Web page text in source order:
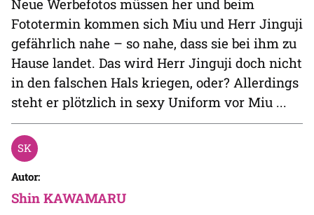
Neue Werbefotos müssen her und beim
Fototermin kommen sich Miu und Herr Jinguji
gefährlich nahe – so nahe, dass sie bei ihm zu
Hause landet. Das wird Herr Jinguji doch nicht
in den falschen Hals kriegen, oder? Allerdings
steht er plötzlich in sexy Uniform vor Miu ...
Autor:
Shin KAWAMARU